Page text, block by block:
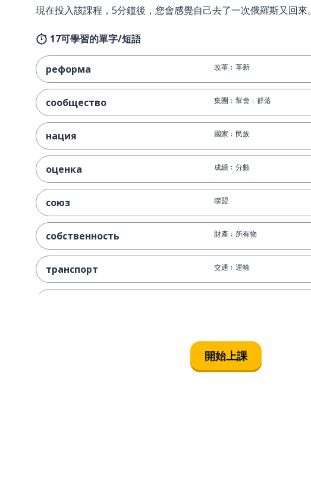
現在投入該課程，5分鐘後，您會感覺自己去了一次俄羅斯又回來。
17可學習的單字/短語
реформа 改革﹔革新
сообщество 集團﹔幫會﹔群落
нация 國家﹔民族
оценка 成績﹔分數
союз 聯盟
собственность 財產﹔所有物
транспорт 交通﹔運輸
開始上課